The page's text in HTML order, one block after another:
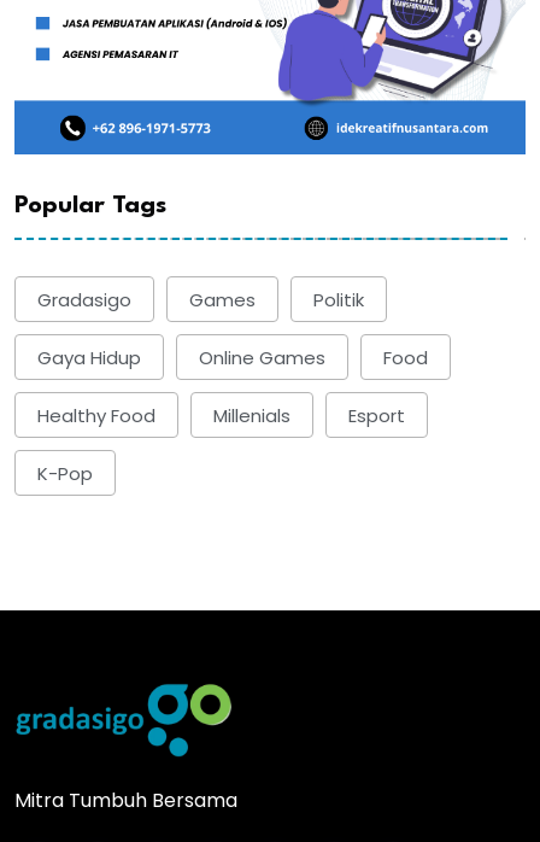
Popular Tags
Gradasigo Games Politik
Gaya Hidup Online Games Food
Healthy Food Millenials Esport
K-Pop
Mitra Tumbuh Bersama